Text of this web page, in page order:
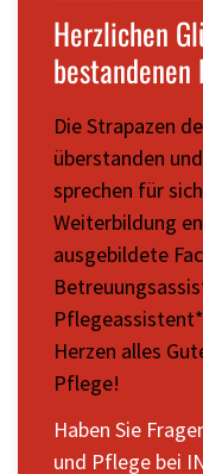
Herzlichen
Die Strapazen
überstanden
sprechen für
Weiterbildung
ausgebildete
Herzen alles
Pflege!
Haben Sie
und Pflege bei